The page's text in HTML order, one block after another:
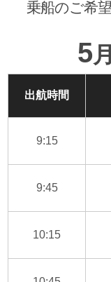
乗船のご希
5月
出航時間
9:15
9:45
10:15